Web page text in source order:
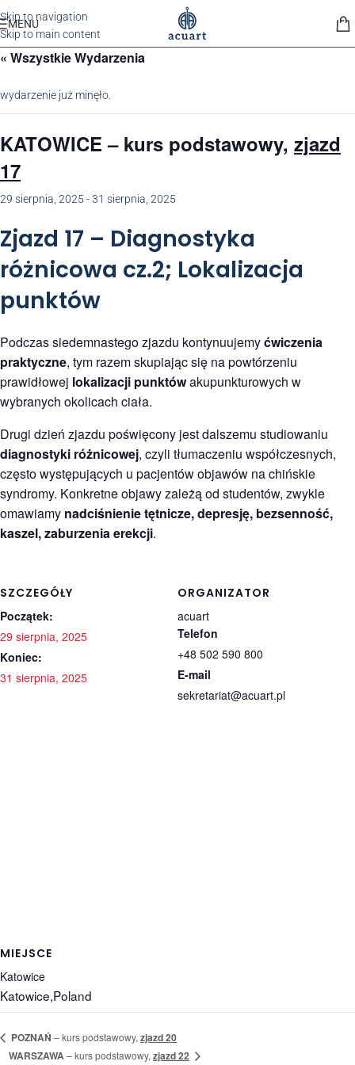
Skip to navigation
Skip to main content
MENU
« Wszystkie Wydarzenia
wydarzenie już minęło.
KATOWICE – kurs podstawowy, zjazd
17
29 sierpnia, 2025 -31 sierpnia, 2025
Zjazd 17 – Diagnostyka
różnicowa cz.2; Lokalizacja
punktów
Podczas siedemnastego zjazdu kontynuujemyćwiczenia
praktyczne, tym razem skupiając się na powtórzeniu
prawidłowej lokalizacji punktówakupunkturowych w
wybranych okolicach ciała.
Drugi dzień zjazdu poświęcony jest dalszemu studiowaniu
diagnostyki różnicowej, czyli tłumaczeniu współczesnych,
często występujących u pacjentów objawów na chińskie
syndromy. Konkretne objawy zależą od studentów, zwykle
omawiamy nadciśnienie tętnicze, depresję, bezsenność,
kaszel, zaburzenia erekcji.
SZCZEGÓŁY
Początek:
29 sierpnia, 2025
Koniec:
31 sierpnia, 2025
ORGANIZATOR
acuart
Telefon
+48 502 590 800
E-mail
sekretariat@acuart.pl
MIEJSCE
Katowice
Katowice,Poland
POZNAŃ – kurs podstawowy, zjazd 20
WARSZAWA– kurs podstawowy, zjazd 22